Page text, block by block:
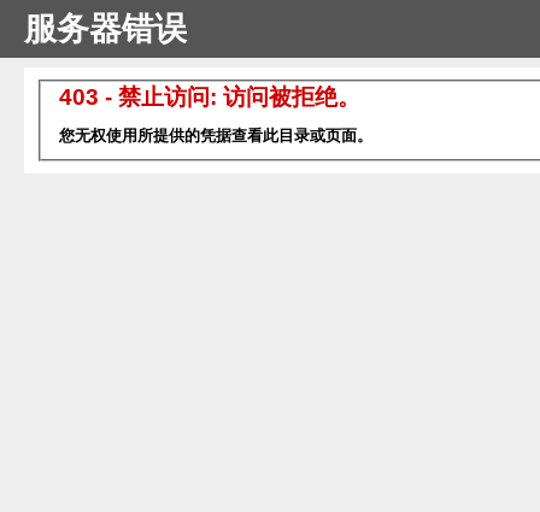
服务器错误
403 - 禁止访问: 访问被拒绝。
您无权使用所提供的凭据查看此目录或页面。